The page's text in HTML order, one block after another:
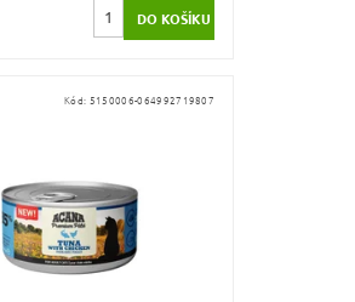
Kód: 5150006-064992719807